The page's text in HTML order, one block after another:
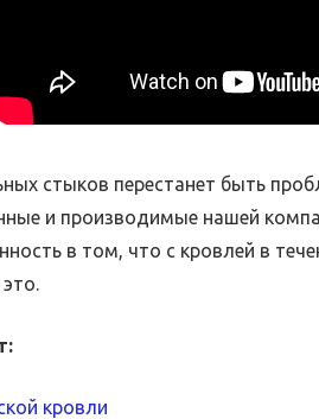
стыков перестанет быть
и производимые нашей
в том, что с кровлей в
кровли